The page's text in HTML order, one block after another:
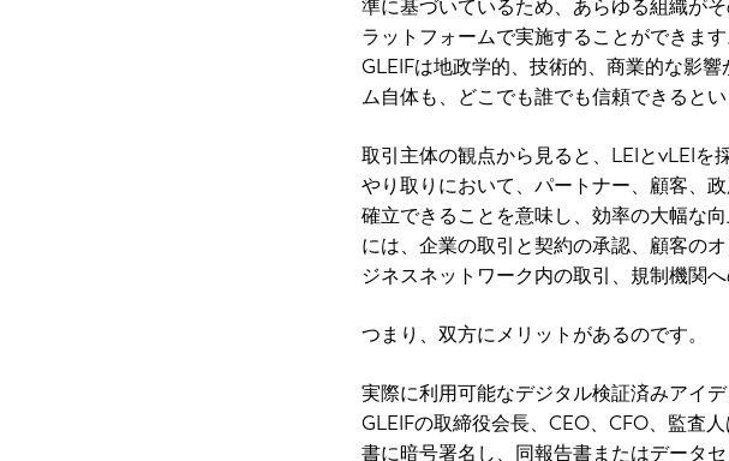
準に基づいているため、あらゆる組織が
ラットフォームで実施することができま
GLEIFは地政学的、技術的、商業的な影
ム自体も、どこでも誰でも信頼できると
取引主体の観点から見ると、LEIとvLEIを
やり取りにおいて、パートナー、顧客、
確立できることを意味し、効率の大幅な
には、企業の取引と契約の承認、顧客の
ジネスネットワーク内の取引、規制機関
つまり、双方にメリットがあるのです。
実際に利用可能なデジタル検証済みアイ
GLEIFの取締役会長、CEO、CFO、監査
書に暗号署名し、同報告書またはデータ